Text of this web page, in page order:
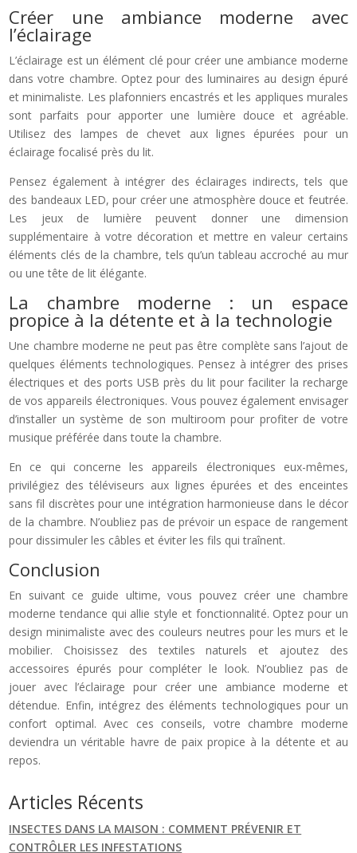
Créer une ambiance moderne avec
l’éclairage
L’éclairage est un élément clé pour créer une ambiance moderne
dans votre chambre. Optez pour des luminaires au design épuré
et minimaliste. Les plafonniers encastrés et les appliques murales
sont parfaits pour apporter une lumière douce et agréable.
Utilisez des lampes de chevet aux lignes épurées pour un
éclairage focalisé près du lit.
Pensez également à intégrer des éclairages indirects, tels que
des bandeaux LED, pour créer une atmosphère douce et feutrée.
Les jeux de lumière peuvent donner une dimension
supplémentaire à votre décoration et mettre en valeur certains
éléments clés de la chambre, tels qu’un tableau accroché au mur
ou une tête de lit élégante.
La chambre moderne : un espace
propice à la détente et à la technologie
Une chambre moderne ne peut pas être complète sans l’ajout de
quelques éléments technologiques. Pensez à intégrer des prises
électriques et des ports USB près du lit pour faciliter la recharge
de vos appareils électroniques. Vous pouvez également envisager
d’installer un système de son multiroom pour profiter de votre
musique préférée dans toute la chambre.
En ce qui concerne les appareils électroniques eux-mêmes,
privilégiez des téléviseurs aux lignes épurées et des enceintes
sans fil discrètes pour une intégration harmonieuse dans le décor
de la chambre. N’oubliez pas de prévoir un espace de rangement
pour dissimuler les câbles et éviter les fils qui traînent.
Conclusion
En suivant ce guide ultime, vous pouvez créer une chambre
moderne tendance qui allie style et fonctionnalité. Optez pour un
design minimaliste avec des couleurs neutres pour les murs et le
mobilier. Choisissez des textiles naturels et ajoutez des
accessoires épurés pour compléter le look. N’oubliez pas de
jouer avec l’éclairage pour créer une ambiance moderne et
détendue. Enfin, intégrez des éléments technologiques pour un
confort optimal. Avec ces conseils, votre chambre moderne
deviendra un véritable havre de paix propice à la détente et au
repos.
Articles Récents
INSECTES DANS LA MAISON : COMMENT PRÉVENIR ET
CONTRÔLER LES INFESTATIONS